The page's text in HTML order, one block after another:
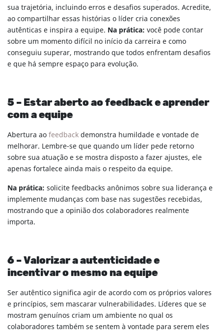
sua trajetória, incluindo erros e desafios superados. Acredite,
ao compartilhar essas histórias o líder cria conexões
autênticas e inspira a equipe. Na prática: você pode contar
sobre um momento difícil no início da carreira e como
conseguiu superar, mostrando que todos enfrentam desafios
e que há sempre espaço para evolução.
5 – Estar aberto ao feedback e aprender
com a equipe
Abertura aofeedbackdemonstra humildade e vontade de
melhorar. Lembre-se que quando um líder pede retorno
sobre sua atuação e se mostra disposto a fazer ajustes, ele
apenas fortalece ainda mais o respeito da equipe.
Na prática: solicite feedbacks anônimos sobre sua liderança e
implemente mudanças com base nas sugestões recebidas,
mostrando que a opinião dos colaboradores realmente
importa.
6 – Valorizar a autenticidade e
incentivar o mesmo na equipe
Ser autêntico significa agir de acordo com os próprios valores
e princípios, sem mascarar vulnerabilidades. Líderes que se
mostram genuínos criam um ambiente no qual os
colaboradores também se sentem à vontade para serem eles